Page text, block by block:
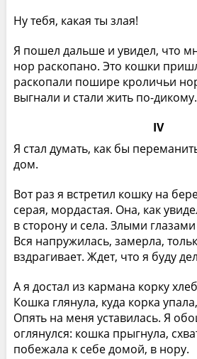
Ну тебя, какая ты злая!
Я пошел дальше и увидел, что
нор раскопано. Это кошки
раскопали пошире кроличьи
выгнали и стали жить по-дикому.
IV
Я стал думать, как бы
дом.
Вот раз я встретил кошку на
серая, мордастая. Она, как
в сторону и села. Злыми
Вся напружилась, замерла,
вздрагивает. Ждет, что я буду
А я достал из кармана корку
Кошка глянула, куда корка
Опять на меня уставилась. Я
оглянулся: кошка прыгнула,
побежала к себе домой, в нору.